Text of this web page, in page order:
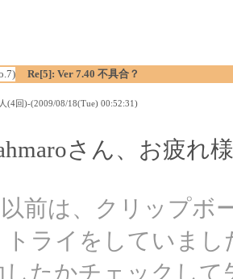
Re[5]: Ver 7.40 不具合？
(4回)-(2009/08/18(Tue) 00:52:31)
さん、お疲れ
前は、クリップボ
トライをしていま
したかチェックし